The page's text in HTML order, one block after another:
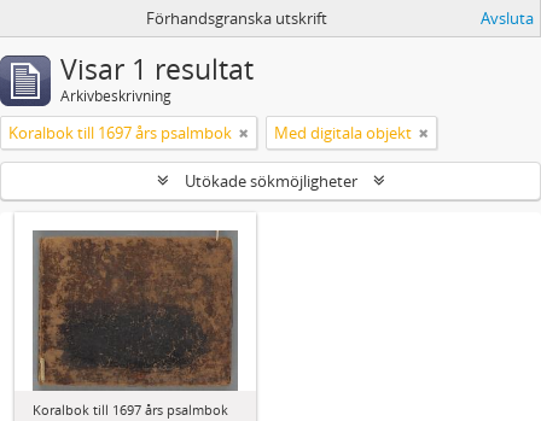
Förhandsgranska utskrift Avsluta
Visar 1 resultat
Arkivbeskrivning
Koralbok till 1697 års psalmbok Med digitala objekt
Utökade sökmöjligheter
Koralbok till 1697 års psalmbok